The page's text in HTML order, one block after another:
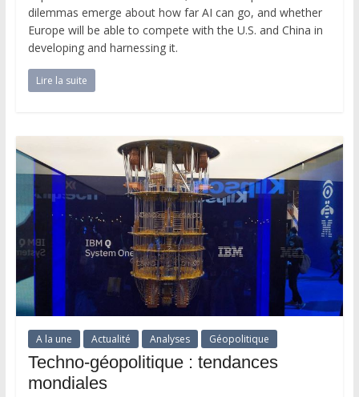
dilemmas emerge about how far AI can go, and whether
Europe will be able to compete with the U.S. and China in
developing and harnessing it.
Lire la suite
A la une Actualité Analyses Géopolitique
Techno-géopolitique : tendances
mondiales